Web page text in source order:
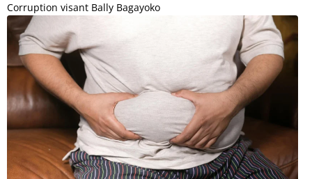
Corruption visant Bally Bagayoko